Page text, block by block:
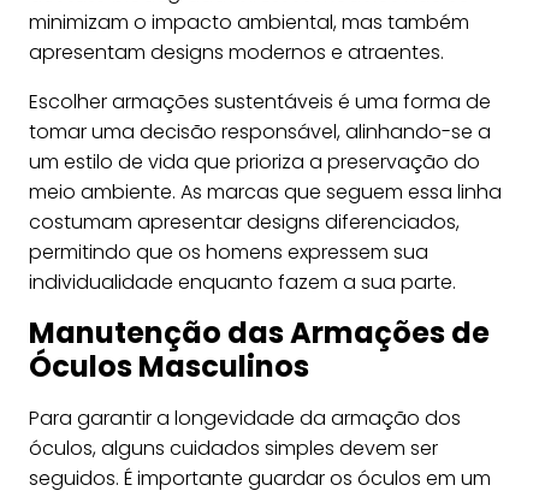
minimizam o impacto ambiental, mas também
apresentam designs modernos e atraentes.
Escolher armações sustentáveis é uma forma de
tomar uma decisão responsável, alinhando-se a
um estilo de vida que prioriza a preservação do
meio ambiente. As marcas que seguem essa linha
costumam apresentar designs diferenciados,
permitindo que os homens expressem sua
individualidade enquanto fazem a sua parte.
Manutenção das Armações de
Óculos Masculinos
Para garantir a longevidade da armação dos
óculos, alguns cuidados simples devem ser
seguidos. É importante guardar os óculos em um